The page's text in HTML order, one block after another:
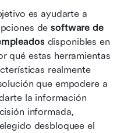
es ayudarte a
de software de
disponibles en
qué estas herramientas
realmente
que empodere a
la información
informada,
desbloquee el